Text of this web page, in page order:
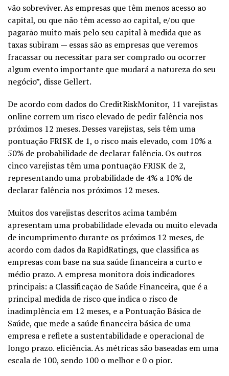
vão sobreviver. As empresas que têm menos acesso ao
capital, ou que não têm acesso ao capital, e/ou que
pagarão muito mais pelo seu capital à medida que as
taxas subiram — essas são as empresas que veremos
fracassar ou necessitar para ser comprado ou ocorrer
algum evento importante que mudará a natureza do seu
negócio”, disse Gellert.
De acordo com dados do CreditRiskMonitor, 11 varejistas
online correm um risco elevado de pedir falência nos
próximos 12 meses. Desses varejistas, seis têm uma
pontuação FRISK de 1, o risco mais elevado, com 10% a
50% de probabilidade de declarar falência. Os outros
cinco varejistas têm uma pontuação FRISK de 2,
representando uma probabilidade de 4% a 10% de
declarar falência nos próximos 12 meses.
Muitos dos varejistas descritos acima também
apresentam uma probabilidade elevada ou muito elevada
de incumprimento durante os próximos 12 meses, de
acordo com dados da RapidRatings, que classifica as
empresas com base na sua saúde financeira a curto e
médio prazo. A empresa monitora dois indicadores
principais: a Classificação de Saúde Financeira, que é a
principal medida de risco que indica o risco de
inadimplência em 12 meses, e a Pontuação Básica de
Saúde, que mede a saúde financeira básica de uma
empresa e reflete a sustentabilidade e operacional de
longo prazo. eficiência. As métricas são baseadas em uma
escala de 100, sendo 100 o melhor e 0 o pior.